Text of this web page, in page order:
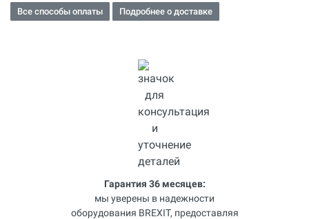
Все способы оплаты Подробнее о доставке
Гарантия 36 месяцев:
мы уверены в надежности
оборудования BREXIT, предоставляя